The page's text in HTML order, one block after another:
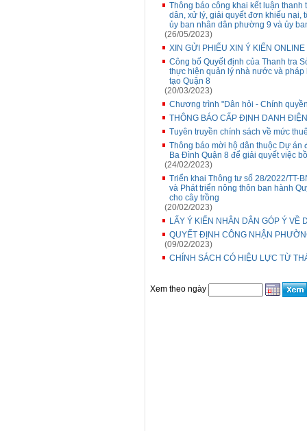
Thông báo công khai kết luận
dân, xử lý, giải quyết đơn khiếu nại,
ủy ban nhân dân phường 9 và ủy
(26/05/2023)
XIN GỬI PHIẾU XIN Ý KIẾN ONLINE
Công bố Quyết định của Thanh tra
thực hiện quản lý nhà nước và
tạo Quận 8
(20/03/2023)
Chương trình "Dân hỏi - Chính
THÔNG BÁO CẤP ĐỊNH DANH
Tuyên truyền chính sách về mức
Thông báo mời hộ dân thuộc Dự án
Ba Đình Quận 8 để giải quyết việc
(24/02/2023)
Triển khai Thông tư số 28/2022/TT-
và Phát triển nông thôn ban hành
cho cây trồng
(20/02/2023)
LẤY Ý KIẾN NHÂN DÂN GÓP Ý
QUYẾT ĐỊNH CÔNG NHẬN
(09/02/2023)
CHÍNH SÁCH CÓ HIỆU LỰC TỪ
Xem theo ngày